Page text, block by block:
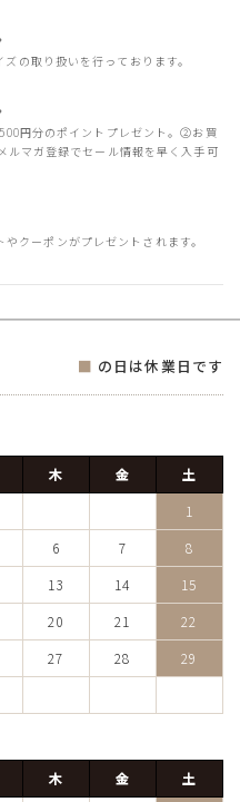
の取り扱いを行っております。
円分のポイントプレゼント。②お買
マガ登録でセール情報を早く入手可
クーポンがプレゼントされます。
■ の日は休業日です
木 金
土
1
6 7
8
13 14
15
20 21
22
27 28
29
木 金
土